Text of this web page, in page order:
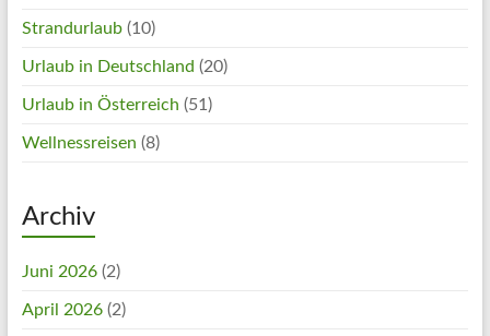
Strandurlaub(10)
Urlaub in Deutschland (20)
Urlaub in Österreich (51)
Wellnessreisen (8)
Archiv
Juni 2026(2)
April 2026(2)